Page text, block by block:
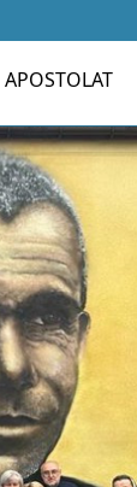
APOSTOLAT